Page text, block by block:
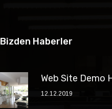
Bizden Haberler
Web Site Demo
12.12.2019